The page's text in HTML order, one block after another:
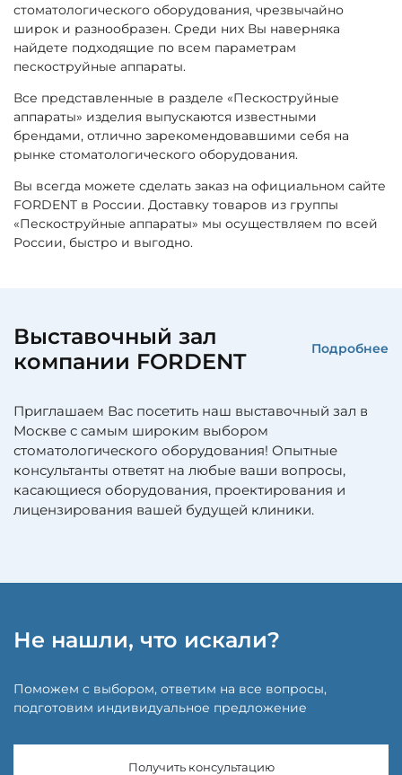
стоматологического оборудования, чрезвычайно
широк и разнообразен. Среди них Вы наверняка
найдете подходящие по всем параметрам
пескоструйные аппараты.
Все представленные в разделе «Пескоструйные
аппараты» изделия выпускаются известными
брендами, отлично зарекомендовавшими себя на
рынке стоматологического оборудования.
Вы всегда можете сделать заказ на официальном сайте
FORDENT в России. Доставку товаров из группы
«Пескоструйные аппараты» мы осуществляем по всей
России, быстро и выгодно.
Выставочный зал
компании FORDENT
Подробнее
Приглашаем Вас посетить наш выставочный зал в
Москве с самым широким выбором
стоматологического оборудования! Опытные
консультанты ответят на любые ваши вопросы,
касающиеся оборудования, проектирования и
лицензирования вашей будущей клиники.
Не нашли, что искали?
Поможем с выбором, ответим на все вопросы,
подготовим индивидуальное предложение
Получить консультацию